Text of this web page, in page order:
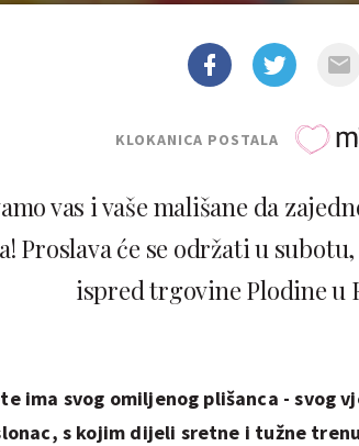
KLOKANICA POSTALA
vas i vaše mališane da
Proslava će se održati u
ispred trgovine Plodine u
ima svog omiljenog plišanca - svog
s kojim dijeli sretne i tužne